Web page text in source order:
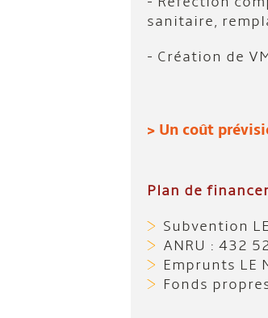
sanitaire,
- Création de
> Un coût
Plan de
Subvention
ANRU : 432
Emprunts LE
Fonds